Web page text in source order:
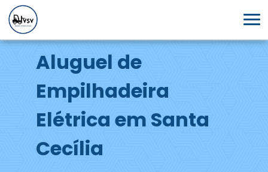
Aluguel de
Empilhadeira
Elétrica em Santa
Cecília